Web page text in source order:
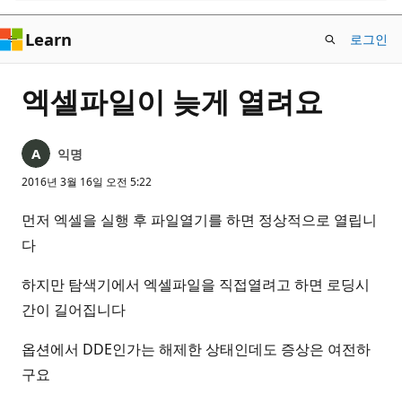
Learn 로그인
엑셀파일이 늦게 열려요
익명
2016년 3월 16일 오전 5:22
먼저 엑셀을 실행 후 파일열기를 하면 정상적으로 열립니
다
하지만 탐색기에서 엑셀파일을 직접열려고 하면 로딩시
간이 길어집니다
옵션에서 DDE인가는 해제한 상태인데도 증상은 여전하
구요